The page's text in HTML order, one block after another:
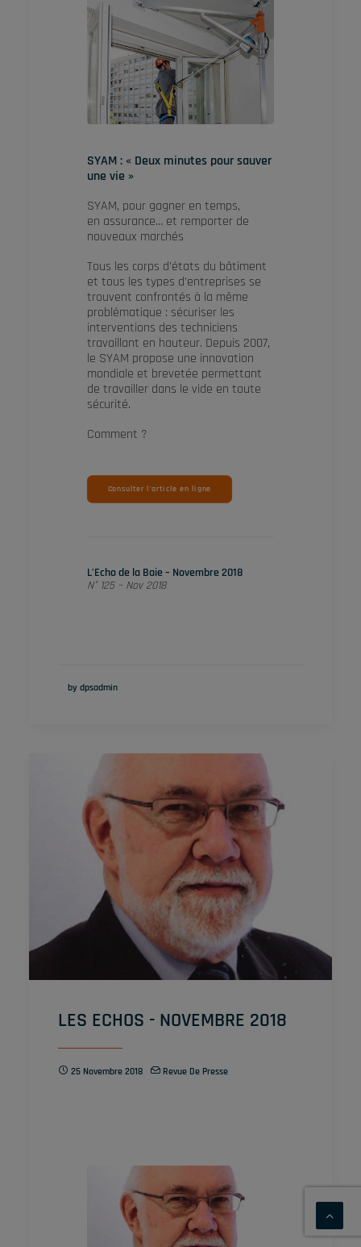
SYAM : « Deux minutes pour sauver
une vie »
SYAM, pour gagner en temps,
en assurance… et remporter de
nouveaux marchés
Tous les corps d’états du bâtiment
et tous les types d’entreprises se
trouvent confrontés à la même
problématique : sécuriser les
interventions des techniciens
travaillant en hauteur. Depuis 2007,
le SYAM propose une innovation
mondiale et brevetée permettant
de travailler dans le vide en toute
sécurité.
Comment ?
Consulter l'article en ligne
L’Echo de la Baie – Novembre 2018
N° 125 – Nov 2018
by dpsadmin
LES ECHOS - NOVEMBRE 2018
25 Novembre 2018 Revue De Presse